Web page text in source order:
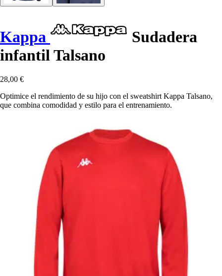
Kappa
Sudadera
infantil Talsano
28,00 €
Optimice el rendimiento de su hijo con el sweatshirt Kappa Talsano,
que combina comodidad y estilo para el entrenamiento.